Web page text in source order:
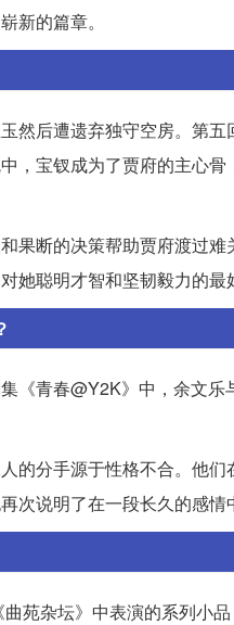
新的篇章。
然后遭遗弃独守空房。第
，宝钗成为了贾府的主心
果断的决策帮助贾府渡过
她聪明才智和坚韧毅力的最
《青春@Y2K》中，余文
的分手源于性格不合。他
次说明了在一段长久的感情
苑杂坛》中表演的系列小